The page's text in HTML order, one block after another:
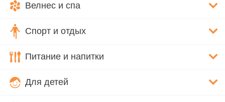
Велнес и спа
Спорт и отдых
Питание и напитки
Для детей